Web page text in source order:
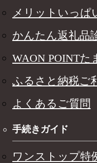
メリットいっぱ
かんたん返礼品
WAON POINTた
ふるさと納税ご
よくあるご質問
手続きガイド
ワンストップ特